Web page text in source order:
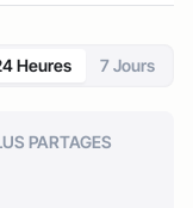
Heures 7 Jours
PARTAGES